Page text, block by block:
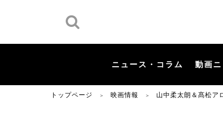
ニュース・コラム 動画
トップページ ＞ 映画情報 ＞ 山中柔太朗＆髙松ア